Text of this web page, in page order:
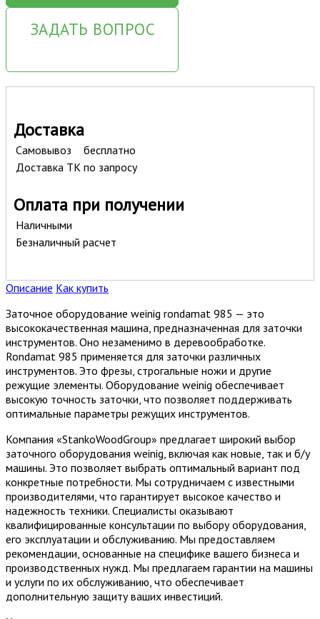
ЗАДАТЬ ВОПРОС
Доставка
Самовывоз
бесплатно
Доставка ТК по запросу
Оплата при получении
Наличными
Безналичный расчет
Описание Как купить
Заточное оборудование weinig rondamat 985 — это
высококачественная машина, предназначенная для заточки
инструментов. Оно незаменимо в деревообработке.
Rondamat 985 применяется для заточки различных
инструментов. Это фрезы, строгальные ножи и другие
режущие элементы. Оборудование weinig обеспечивает
высокую точность заточки, что позволяет поддерживать
оптимальные параметры режущих инструментов.
Компания «StankoWoodGroup» предлагает широкий выбор
заточного оборудования weinig, включая как новые, так и б/у
машины. Это позволяет выбрать оптимальный вариант под
конкретные потребности. Мы сотрудничаем с известными
производителями, что гарантирует высокое качество и
надежность техники. Специалисты оказывают
квалифицированные консультации по выбору оборудования,
его эксплуатации и обслуживанию. Мы предоставляем
рекомендации, основанные на специфике вашего бизнеса и
производственных нужд. Мы предлагаем гарантии на машины
и услуги по их обслуживанию, что обеспечивает
дополнительную защиту ваших инвестиций.